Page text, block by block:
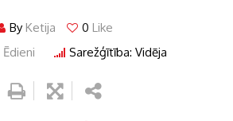
By Ketija 0 Like
Ēdieni Sarežģītība: Vidēja